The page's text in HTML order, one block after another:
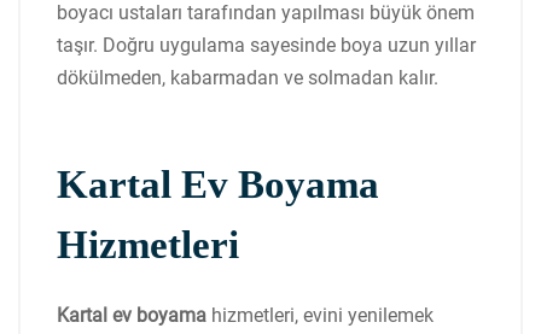
boyacı ustaları tarafından yapılması büyük önem
taşır. Doğru uygulama sayesinde boya uzun yıllar
dökülmeden, kabarmadan ve solmadan kalır.
Kartal Ev Boyama
Hizmetleri
Kartal ev boyama hizmetleri, evini yenilemek